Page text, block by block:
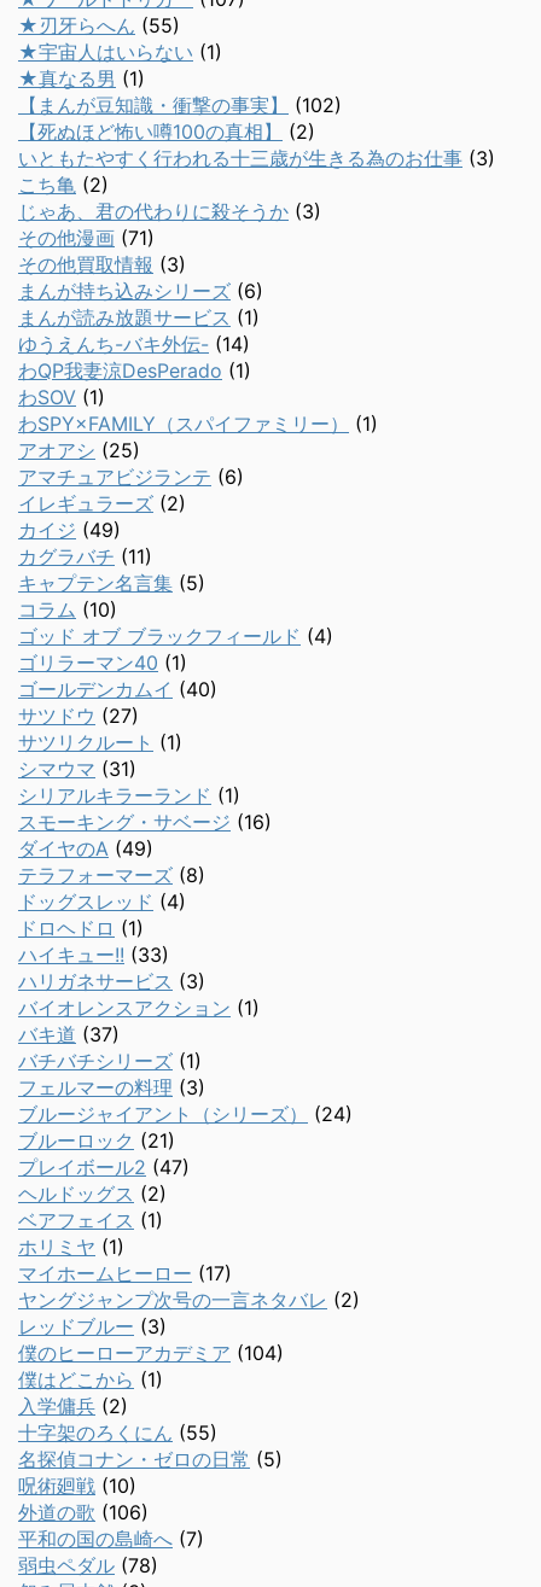
★刃牙らへん (55)
★宇宙人はいらない (1)
★真なる男 (1)
【まんが豆知識・衝撃の事実】
(102)
【死ぬほど怖い噂100の真相】
(2)
いともたやすく行われる十三歳が生きる為のお仕事 (3)
こち亀 (2)
じゃあ、君の代わりに殺そうか (3)
その他漫画 (71)
その他買取情報 (3)
まんが持ち込みシリーズ (6)
まんが読み放題サービス (1)
ゆうえんち-バキ外伝- (14)
わQP我妻涼DesPerado (1)
わSOV (1)
わSPY×FAMILY（スパイファミリー）
(1)
アオアシ (25)
アマチュアビジランテ (6)
イレギュラーズ (2)
カイジ (49)
カグラバチ (11)
キャプテン名言集 (5)
コラム (10)
ゴッド オブ ブラックフィールド (4)
ゴリラーマン40 (1)
ゴールデンカムイ (40)
サツドウ (27)
サツリクルート (1)
シマウマ (31)
シリアルキラーランド (1)
スモーキング・サベージ (16)
ダイヤのA (49)
テラフォーマーズ (8)
ドッグスレッド (4)
ドロヘドロ (1)
ハイキュー!! (33)
ハリガネサービス (3)
バイオレンスアクション (1)
バキ道 (37)
バチバチシリーズ (1)
フェルマーの料理 (3)
ブルージャイアント（シリーズ）
(24)
ブルーロック (21)
プレイボール2 (47)
ヘルドッグス (2)
ベアフェイス (1)
ホリミヤ (1)
マイホームヒーロー (17)
ヤングジャンプ次号の一言ネタバレ (2)
レッドブルー (3)
僕のヒーローアカデミア (104)
僕はどこから (1)
入学傭兵 (2)
十字架のろくにん (55)
名探偵コナン・ゼロの日常 (5)
呪術廻戦 (10)
外道の歌 (106)
平和の国の島崎へ (7)
弱虫ペダル (78)